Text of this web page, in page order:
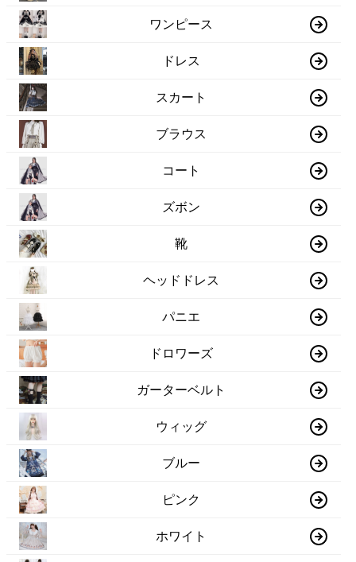
ワンピース
ドレス
スカート
ブラウス
コート
ズボン
靴
ヘッドドレス
パニエ
ドロワーズ
ガーターベルト
ウィッグ
ブルー
ピンク
ホワイト